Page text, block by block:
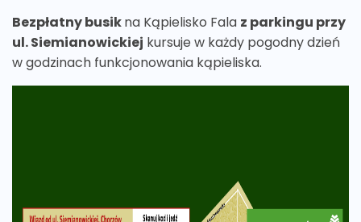
Bezpłatny busikna Kąpielisko Fala z parkingu przy
ul. Siemianowickiej kursuje w każdy pogodny dzień
w godzinach funkcjonowania kąpieliska.